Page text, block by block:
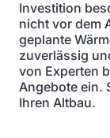
Investition
nicht vor dem
geplante
zuverlässig
von Experten
Angebote ein.
Ihren Altbau.